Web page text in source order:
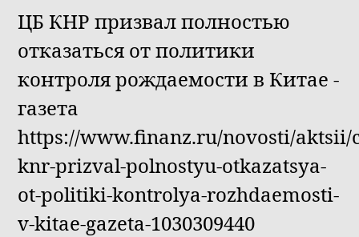
ЦБ КНР призвал полностью
отказаться от политики
контроля рождаемости в Китае -
газета
https://www.finanz.ru/novosti/aktsii/
knr-prizval-polnostyu-otkazatsya-
ot-politiki-kontrolya-rozhdaemosti-
v-kitae-gazeta-1030309440